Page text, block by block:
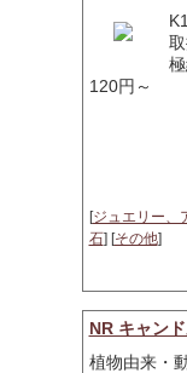
120円～
[ジュエリー、
石] [その他]
NR キャン
植物由来・